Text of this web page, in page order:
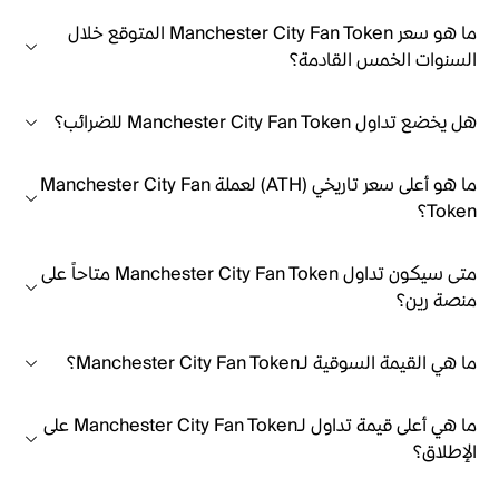
ما هو سعر Manchester City Fan Token المتوقع خلال
السنوات الخمس القادمة؟
هل يخضع تداول Manchester City Fan Token للضرائب؟
ما هو أعلى سعر تاريخي (ATH) لعملة Manchester City Fan
Token؟
متى سيكون تداول Manchester City Fan Token متاحاً على
منصة رين؟
ما هي القيمة السوقية لـManchester City Fan Token؟
ما هي أعلى قيمة تداول لـManchester City Fan Token على
الإطلاق؟